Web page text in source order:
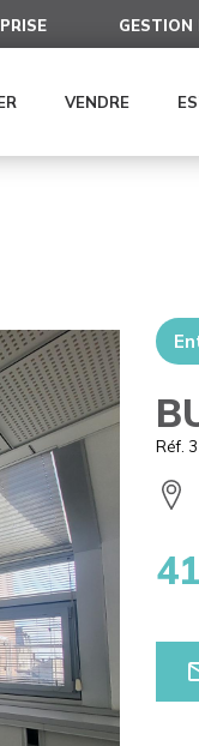
GESTION
VENDRE
Réf.